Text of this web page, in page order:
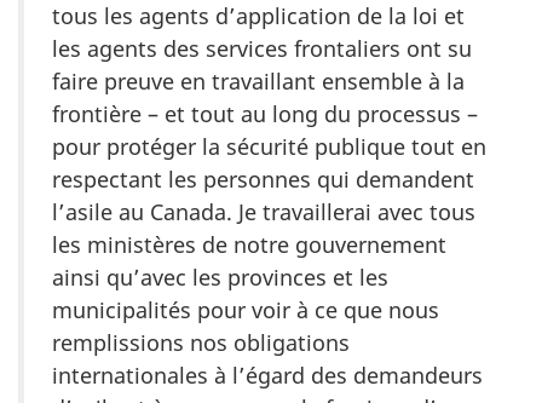
tous les agents d’application de la loi et
les agents des services frontaliers ont su
faire preuve en travaillant ensemble à la
frontière – et tout au long du processus –
pour protéger la sécurité publique tout en
respectant les personnes qui demandent
l’asile au Canada. Je travaillerai avec tous
les ministères de notre gouvernement
ainsi qu’avec les provinces et les
municipalités pour voir à ce que nous
remplissions nos obligations
internationales à l’égard des demandeurs